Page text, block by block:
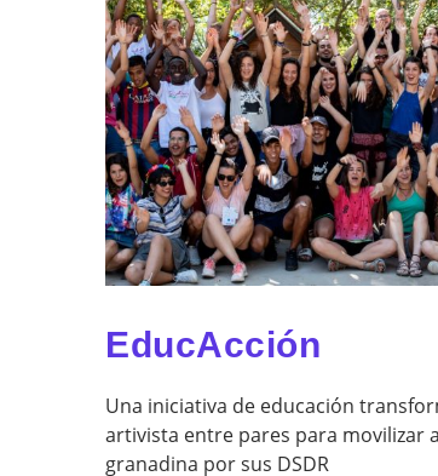
EducAcción
Una iniciativa de educación
artivista entre pares para movilizar
granadina por sus DSDR